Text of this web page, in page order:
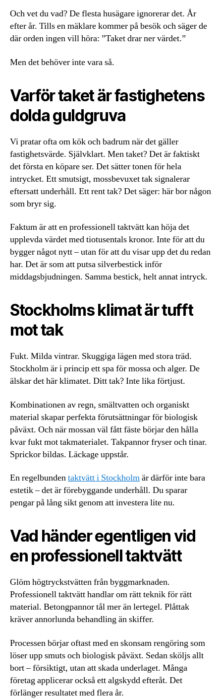
Och vet du vad? De flesta husägare ignorerar det. År
efter år. Tills en mäklare kommer på besök och säger de
där orden ingen vill höra: ”Taket drar ner värdet.”
Men det behöver inte vara så.
Varför taket är fastighetens
dolda guldgruva
Vi pratar ofta om kök och badrum när det gäller
fastighetsvärde. Självklart. Men taket? Det är faktiskt
det första en köpare ser. Det sätter tonen för hela
intrycket. Ett smutsigt, mossbevuxet tak signalerar
eftersatt underhåll. Ett rent tak? Det säger: här bor någon
som bryr sig.
Faktum är att en professionell taktvätt kan höja det
upplevda värdet med tiotusentals kronor. Inte för att du
bygger något nytt – utan för att du visar upp det du redan
har. Det är som att putsa silverbestick inför
middagsbjudningen. Samma bestick, helt annat intryck.
Stockholms klimat är tufft
mot tak
Fukt. Milda vintrar. Skuggiga lägen med stora träd.
Stockholm är i princip ett spa för mossa och alger. De
älskar det här klimatet. Ditt tak? Inte lika förtjust.
Kombinationen av regn, smältvatten och organiskt
material skapar perfekta förutsättningar för biologisk
påväxt. Och när mossan väl fått fäste börjar den hålla
kvar fukt mot takmaterialet. Takpannor fryser och tinar.
Sprickor bildas. Läckage uppstår.
En regelbundentaktvätt i Stockholmär därför inte bara
estetik – det är förebyggande underhåll. Du sparar
pengar på lång sikt genom att investera lite nu.
Vad händer egentligen vid
en professionell taktvätt
Glöm högtryckstvätten från byggmarknaden.
Professionell taktvätt handlar om rätt teknik för rätt
material. Betongpannor tål mer än lertegel. Plåttak
kräver annorlunda behandling än skiffer.
Processen börjar oftast med en skonsam rengöring som
löser upp smuts och biologisk påväxt. Sedan sköljs allt
bort – försiktigt, utan att skada underlaget. Många
företag applicerar också ett algskydd efteråt. Det
förlänger resultatet med flera år.